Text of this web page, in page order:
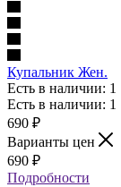
Купальник Жен.
Есть в наличии: 1
Есть в наличии: 1
690 ₽
Варианты цен
690 ₽
Подробности